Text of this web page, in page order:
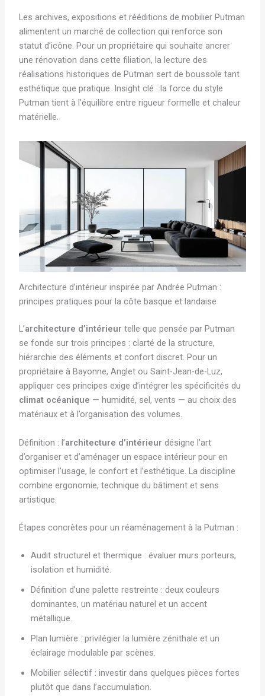
Les archives, expositions et rééditions de mobilier Putman
alimentent un marché de collection qui renforce son
statut d’icône. Pour un propriétaire qui souhaite ancrer
une rénovation dans cette filiation, la lecture des
réalisations historiques de Putman sert de boussole tant
esthétique que pratique. Insight clé : la force du style
Putman tient à l’équilibre entre rigueur formelle et chaleur
matérielle.
Architecture d’intérieur inspirée par Andrée Putman :
principes pratiques pour la côte basque et landaise
L’architecture d’intérieur telle que pensée par Putman
se fonde sur trois principes : clarté de la structure,
hiérarchie des éléments et confort discret. Pour un
propriétaire à Bayonne, Anglet ou Saint-Jean-de-Luz,
appliquer ces principes exige d’intégrer les spécificités du
climat océanique — humidité, sel, vents — au choix des
matériaux et à l’organisation des volumes.
Définition : l’architecture d’intérieur désigne l’art
d’organiser et d’aménager un espace intérieur pour en
optimiser l’usage, le confort et l’esthétique. La discipline
combine ergonomie, technique du bâtiment et sens
artistique.
Étapes concrètes pour un réaménagement à la Putman :
Audit structurel et thermique : évaluer murs porteurs,
isolation et humidité.
Définition d’une palette restreinte : deux couleurs
dominantes, un matériau naturel et un accent
métallique.
Plan lumière : privilégier la lumière zénithale et un
éclairage modulable par scènes.
Mobilier sélectif : investir dans quelques pièces fortes
plutôt que dans l’accumulation.